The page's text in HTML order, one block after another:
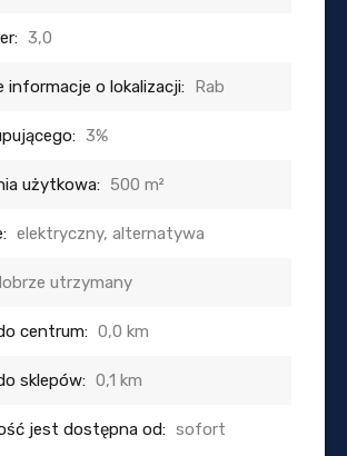
3,0
informacje o lokalizacji: Rab
3%
użytkowa: 500 m²
elektryczny, alternatywa
utrzymany
centrum: 0,0 km
sklepów: 0,1 km
jest dostępna od: sofort